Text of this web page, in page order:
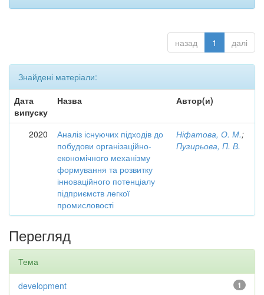
назад 1 далі
Знайдені матеріали:
Дата
випуску
Назва Автор(и)
2020
Аналіз існуючих підходів до
побудови організаційно-
економічного механізму
формування та розвитку
інноваційного потенціалу
підприємств легкої
промисловості
Ніфатова, О. М.;
Пузирьова, П. В.
Перегляд
Тема
1
development